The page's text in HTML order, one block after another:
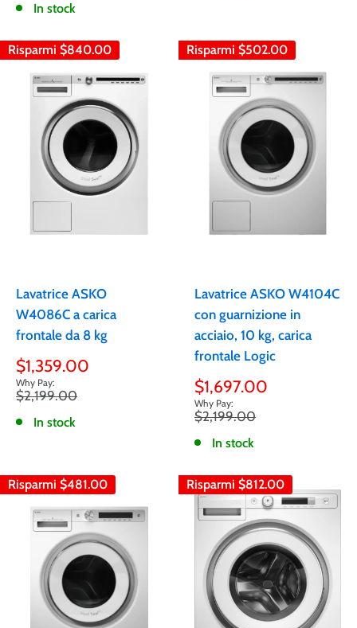
In stock
Risparmi $840.00
Lavatrice ASKO
W4086C a carica
frontale da 8 kg
Prezzo
scontato
$1,359.00
Prezzo
$2,199.00
In stock
Risparmi $502.00
Lavatrice ASKO W4104C
con guarnizione in
acciaio, 10 kg, carica
frontale Logic
Prezzo
scontato
$1,697.00
Prezzo
$2,199.00
In stock
Risparmi $481.00 Risparmi $812.00